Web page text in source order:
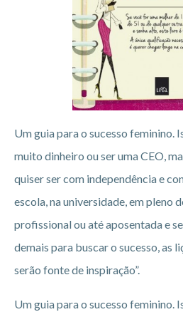
Um guia para o sucesso feminino.
muito dinheiro ou ser uma CEO,
quiser ser com independência e
escola, na universidade, em pleno
profissional ou até aposentada e
demais para buscar o sucesso, as
serão fonte de inspiração”.
Um guia para o sucesso feminino.